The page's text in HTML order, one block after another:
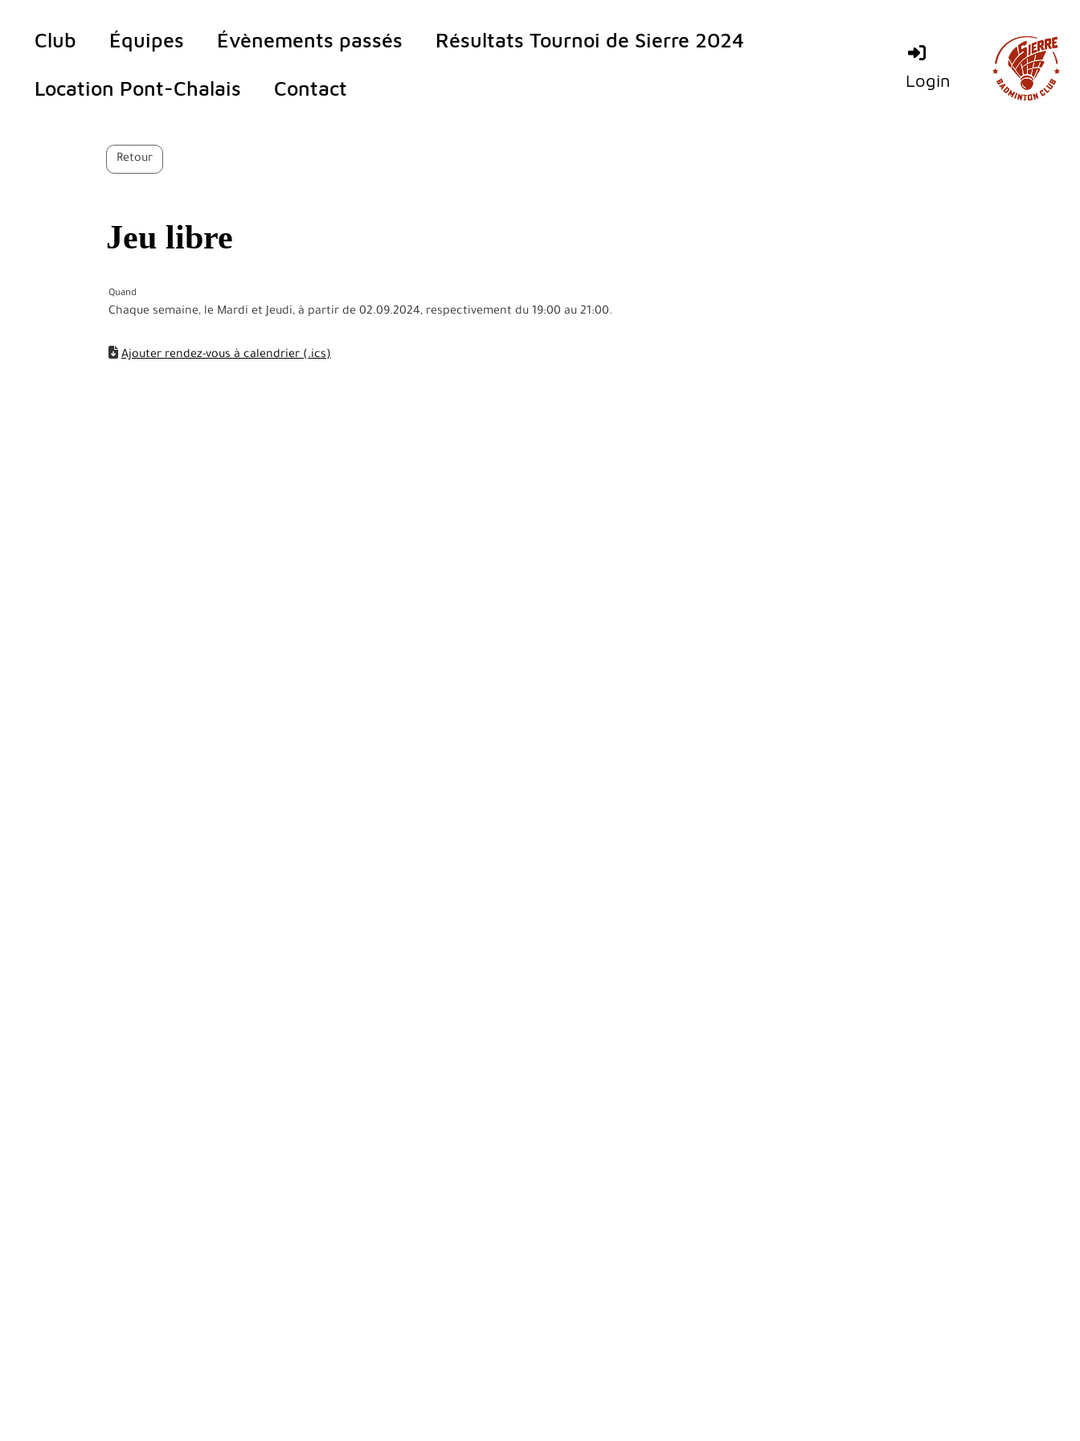
Club Équipes Évènements passés Résultats Tournoi de Sierre 2024
Location Pont-Chalais Contact Login
Retour
Jeu libre
Quand
Chaque semaine, le Mardi et Jeudi, à partir de 02.09.2024, respectivement du 19:00 au 21:00.
Ajouter rendez-vous à calendrier (.ics)